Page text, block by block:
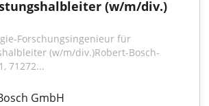
(w/m/div.)
Forschungsingenieur für
(w/m/div.)Robert-Bosch-
71272...
GmbH